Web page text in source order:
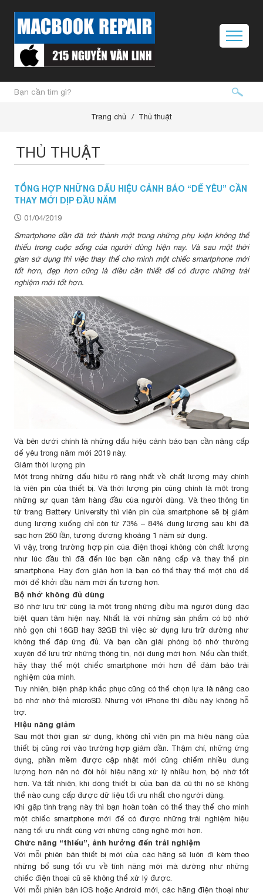
Trang chủ Thủ thuật
THỦ THUẬT
TỔNG HỢP NHỮNG DẤU HIỆU CẢNH BÁO “DẾ YÊU” CẦN
THAY MỚI DỊP ĐẦU NĂM
01/04/2019
Smartphone dần đã trở thành một trong những phụ kiện không thể
thiếu trong cuộc sống của người dùng hiện nay. Và sau một thời
gian sử dụng thì việc thay thế cho mình một chiếc smartphone mới
tốt hơn, đẹp hơn cũng là điều cần thiết để có được những trải
nghiệm mới tốt hơn.
Và bên dưới chính là những dấu hiệu cảnh báo bạn cần nâng cấp
dế yêu trong năm mới 2019 này.
Giảm thời lượng pin
Một trong những dấu hiệu rõ ràng nhất về chất lượng máy chính
là viên pin của thiết bị. Và thời lượng pin cũng chính là một trong
những sự quan tâm hàng đầu của người dùng. Và theo thông tin
từ trang Battery University thì viên pin của smartphone sẽ bị giảm
dung lượng xuống chỉ còn từ 73% – 84% dung lượng sau khi đã
sạc hơn 250 lần, tương đương khoảng 1 năm sử dụng.
Vì vậy, trong trường hợp pin của điện thoại không còn chất lượng
như lúc đầu thì đã đến lúc bạn cần nâng cấp và thay thế pin
smartphone. Hay đơn giản hơn là bạn có thể thay thế một chú dế
mới để khởi đầu năm mới ấn tượng hơn.
Bộ nhớ không đủ dùng
Bộ nhớ lưu trữ cũng là một trong những điều mà người dùng đặc
biệt quan tâm hiện nay. Nhất là với những sản phẩm có bộ nhớ
nhỏ gọn chỉ 16GB hay 32GB thì việc sử dụng lưu trữ dường như
không thể đáp ứng đủ. Và bạn cần giải phóng bộ nhớ thường
xuyên để lưu trữ những thông tin, nội dung mới hơn. Nếu cần thiết,
hãy thay thế một chiếc smartphone mới hơn để đảm bảo trải
nghiệm của mình.
Tuy nhiên, biện pháp khắc phục cũng có thể chọn lựa là nâng cao
bộ nhớ nhờ thẻ microSD. Nhưng với iPhone thì điều này không hỗ
trợ.
Hiệu năng giảm
Sau một thời gian sử dụng, không chỉ viên pin mà hiệu năng của
thiết bị cũng rơi vào trường hợp giảm dần. Thậm chí, những ứng
dụng, phần mềm được cập nhật mới cũng chiếm nhiều dung
lượng hơn nên nó đòi hỏi hiệu năng xử lý nhiều hơn, bộ nhớ tốt
hơn. Và tất nhiên, khi dòng thiết bị của bạn đã cũ thì nó sẽ không
thể nào cung cấp được dữ liệu tối ưu nhất cho người dùng.
Khi gặp tình trạng này thì bạn hoàn toàn có thể thay thế cho mình
một chiếc smartphone mới để có được những trải nghiệm hiệu
năng tối ưu nhất cùng với những công nghệ mới hơn.
Chức năng “thiếu”, ảnh hưởng đến trải nghiệm
Với mỗi phiên bản thiết bị mới của các hãng sẽ luôn đi kèm theo
những bổ sung tối ưu về tính năng mới mà dường như những
chiếc điện thoại cũ sẽ không thể xử lý được.
Với mỗi phiên bản iOS hoặc Android mới, các hãng điện thoại như